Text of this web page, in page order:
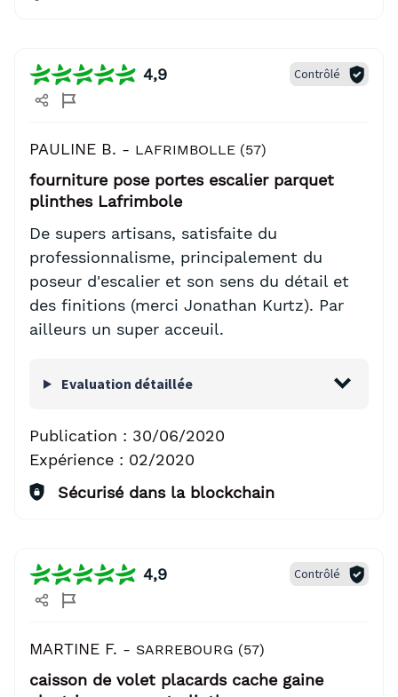
4,9 Contrôlé
PAULINE B. - LAFRIMBOLLE (57)
fourniture pose portes escalier parquet
plinthes Lafrimbole
De supers artisans, satisfaite du
professionnalisme, principalement du
poseur d'escalier et son sens du détail et
des finitions (merci Jonathan Kurtz). Par
ailleurs un super acceuil.
Evaluation détaillée
Publication : 30/06/2020
Expérience : 02/2020
Sécurisé dans la blockchain
4,9 Contrôlé
MARTINE F. - SARREBOURG (57)
caisson de volet placards cache gaine